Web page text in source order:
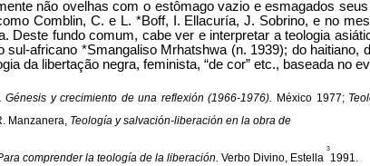
não ovelhas com o estômago vazio e esmagados
Comblin, C. e L. *Boff, I. Ellacuría, J. Sobrino, e no
Deste fundo comum, cabe ver e interpretar a teologia
africano *Smangaliso Mrhatshwa (n. 1939); do haitiano,
da libertação ne­gra, feminista, “de cor” etc., baseada no
y crecimiento de una reflexión (1966-1976). Méxi­co 1977;
Manzanera, Teología y salvación-liberación en la obra de
comprender la teología de la liberación. Verbo Divino, Estella
3
1991.